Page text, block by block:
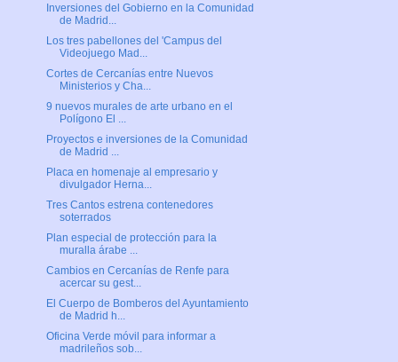
Inversiones del Gobierno en la Comunidad
de Madrid...
Los tres pabellones del 'Campus del
Videojuego Mad...
Cortes de Cercanías entre Nuevos
Ministerios y Cha...
9 nuevos murales de arte urbano en el
Polígono El ...
Proyectos e inversiones de la Comunidad
de Madrid ...
Placa en homenaje al empresario y
divulgador Herna...
Tres Cantos estrena contenedores
soterrados
Plan especial de protección para la
muralla árabe ...
Cambios en Cercanías de Renfe para
acercar su gest...
El Cuerpo de Bomberos del Ayuntamiento
de Madrid h...
Oficina Verde móvil para informar a
madrileños sob...